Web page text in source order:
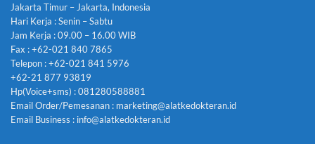
Jakarta Timur – Jakarta, Indonesia
Hari Kerja : Senin – Sabtu
Jam Kerja : 09.00 – 16.00 WIB
Fax : +62-021 840 7865
Telepon : +62-021 841 5976
+62-21 877 93819
Hp(Voice+sms) : 081280588881
Email Order/Pemesanan : marketing@alatkedokteran.id
Email Business : info@alatkedokteran.id